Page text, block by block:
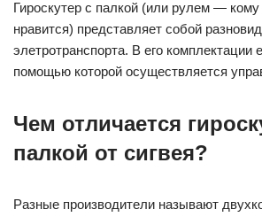
Гироскутер с палкой (или рулем —
нравится) представляет собой
элетротранспорта. В его комплектации
помощью которой осуществляется
Чем отличается
палкой от сигвея?
Разные производители называют